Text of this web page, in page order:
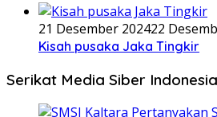
21 Desember 202422
Kisah pusaka Jaka Tingkir
Serikat Media Siber Indonesia